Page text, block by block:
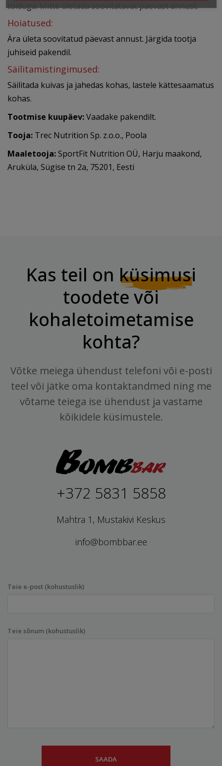
toiduga. Mitte ületada soovitatavat päevast annust.
Hoiatused:
Ära ületa soovitatud päevast annust. Järgida tootja
juhiseid pakendil.
Säilitamistingimused:
Säilitada kuivas ja jahedas kohas, lastele kättesaamatus
kohas.
Tootmise kuupäev:Vaadake pakendilt.
Tooja: Trec Nutrition Sp. z.o.o., Poola
Maaletooja:SportFit Nutrition OÜ, Harju maakond,
Aruküla, Sügise tn 2a, 75201, Eesti
Kas teil on küsimusi
toodete või
kohaletoimetamise
kohta?
Võtke meiega ühendust telefoni või e-posti
teel või jätke oma kontaktandmed ning me
võtame teiega ise ühendust ja vastame
kõikidele küsimustele.
+372 5831 5858
Mahtra 1, Mustakivi Keskus
info@bombbar.ee
Teie e-post (kohustuslik)
Teie sõnum (kohustuslik)